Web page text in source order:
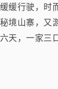
缓行驶，时
境山寨，又
天，一家三